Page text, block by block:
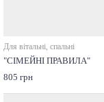
Для вітальні, спальні
"СІМЕЙНІ ПРАВИЛА"
805 грн